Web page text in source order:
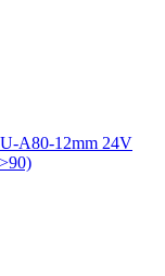
A80-12mm 24V